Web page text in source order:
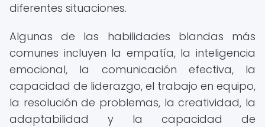
diferentes situaciones.
Algunas de las habilidades blandas más
comunes incluyen la empatía, la inteligencia
emocional, la comunicación efectiva, la
capacidad de liderazgo, el trabajo en equipo,
la resolución de problemas, la creatividad, la
adaptabilidad y la capacidad de